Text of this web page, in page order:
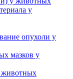
у
опухоли у
мазков у
животных